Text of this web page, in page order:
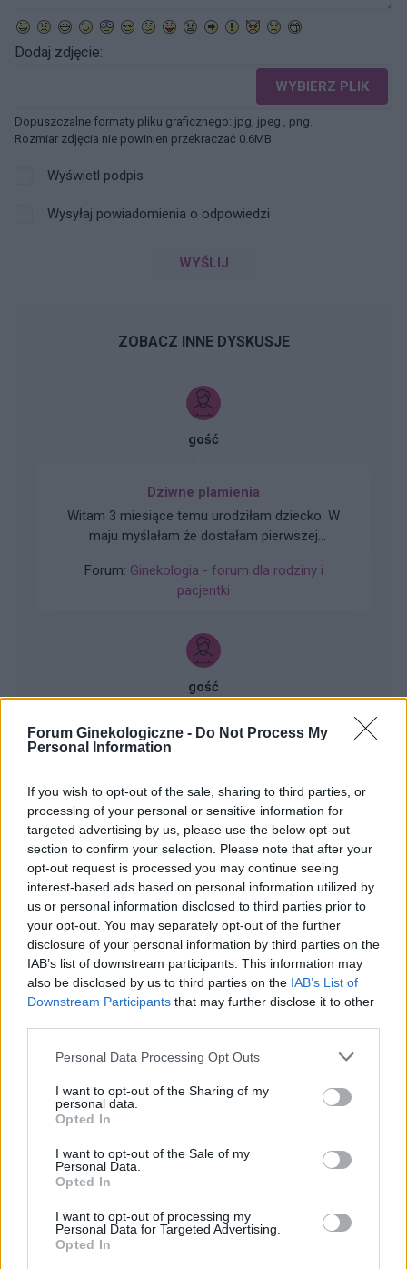
Forum Ginekologiczne - Do Not Process My
Personal Information
If you wish to opt-out of the sale, sharing to third parties, or
processing of your personal or sensitive information for
targeted advertising by us, please use the below opt-out
section to confirm your selection. Please note that after your
opt-out request is processed you may continue seeing
interest-based ads based on personal information utilized by
us or personal information disclosed to third parties prior to
your opt-out. You may separately opt-out of the further
disclosure of your personal information by third parties on the
IAB’s list of downstream participants. This information may
also be disclosed by us to third parties on the IAB’s List of
Downstream Participants that may further disclose it to other
Personal Data Processing Opt Outs
I want to opt-out of the Sharing of my
personal data.
Opted In
I want to opt-out of the Sale of my
Personal Data.
Opted In
I want to opt-out of processing my
Personal Data for Targeted Advertising.
Opted In
Dodaj zdjęcie:
WYBIERZ PLIK
Dopuszczalne formaty pliku graficznego: jpg, jpeg , png.
Rozmiar zdjęcia nie powinien przekraczać 0.6MB.
Wyświetl podpis
Wysyłaj powiadomienia o odpowiedzi
WYŚLIJ
ZOBACZ INNE DYSKUSJE
gość
Dziwne plamienia
Witam 3 miesiące temu urodziłam dziecko. W
maju myślałam że dostałam pierwszej
typowe jak na okres. Przypominało to bardziej
takie plamienie i to nie żywą różową Kris ze
dnia był a na drugi dzień było czysto. I robi się
mi tak co 2 tyg raz trwa 3 dni a raz 6 jak przy
Forum: Ginekologia - forum dla rodziny i
pacjentki
gość
Swędzące brodawki
brodawki..moze jakaś masc ?
Forum:Dla nastolatek
gość
Macica
Witam od miesiąca wystaje mi coś z pochwy
myślę że to macica nie mogę utrzymać moczu
czy będzie konieczny zabieg
pacjentki
gość
Czy to normalne ?
Hej od pewnego czasu pojawiają mi sie drobne